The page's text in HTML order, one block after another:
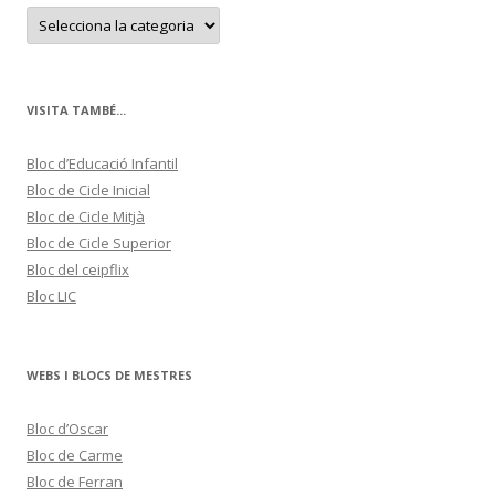
C
t
r
i
VISITA TAMBÉ...
Bloc d’Educació Infantil
Bloc de Cicle Inicial
Bloc de Cicle Mitjà
Bloc de Cicle Superior
Bloc del ceipflix
Bloc LIC
WEBS I BLOCS DE MESTRES
Bloc d’Oscar
Bloc de Carme
Bloc de Ferran